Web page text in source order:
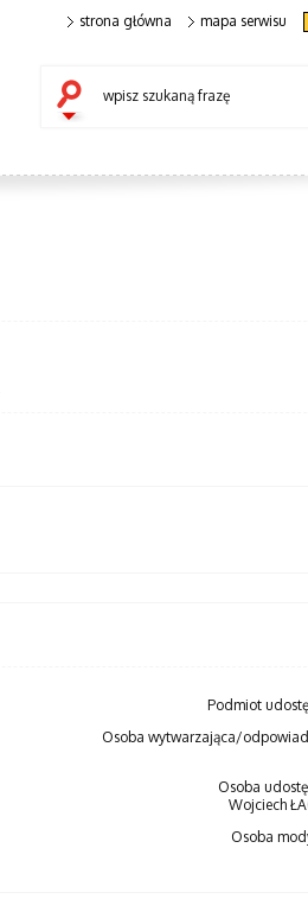
strona główna mapa serwisu
wpisz szukaną frazę
Podmiot
Osoba wytwarzająca/
Osoba
Wojciech
Osoba